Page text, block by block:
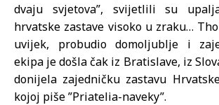
dvaju svjetova”, svijetlili su
hrvatske zastave visoko u zraku…
uvijek, probudio domoljublje i
ekipa je došla čak iz Bratislave, iz
donijela zajedničku zastavu
kojoj piše ”Priatelia-naveky”.